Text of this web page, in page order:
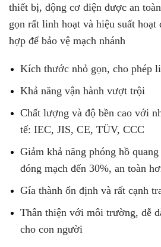
thiết bị, động cơ điện được an
gọn rất linh hoạt và hiệu suất hoạt
hợp để bảo vệ mạch nhánh
Kích thước nhỏ gọn, cho phép
Khả năng vận hành vượt trội
Chất lượng và độ bền cao với
tế: IEC, JIS, CE, TÜV, CCC
Giảm khả năng phóng hồ
đóng mạch đến 30%, an toàn
Gía thành ổn định và rất cạnh
Thân thiện với môi trường, dễ
cho con người